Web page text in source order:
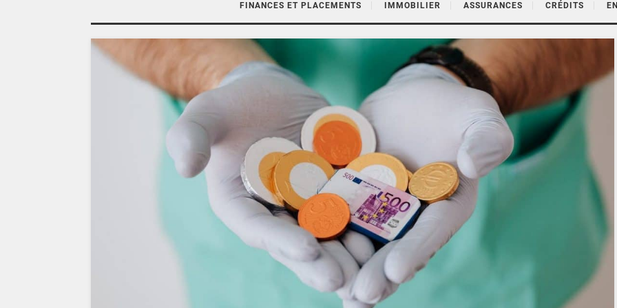
FINANCES ET PLACEMENTS IMMOBILIER ASSURANCES CRÉDITS